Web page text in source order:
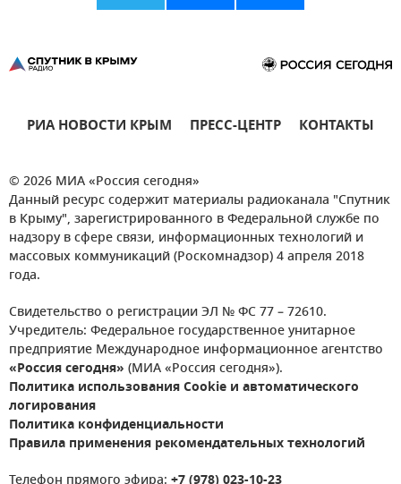
РИА НОВОСТИ КРЫМ ПРЕСС-ЦЕНТР КОНТАКТЫ
© 2026 МИА «Россия сегодня»
Данный ресурс содержит материалы радиоканала "Спутник
в Крыму", зарегистрированного в Федеральной службе по
надзору в сфере связи, информационных технологий и
массовых коммуникаций (Роскомнадзор) 4 апреля 2018
года.
Свидетельство о регистрации ЭЛ № ФС 77 – 72610.
Учредитель: Федеральное государственное унитарное
предприятие Международное информационное агентство
«Россия сегодня» (МИА «Россия сегодня»).
Политика использования Cookie и автоматического
логирования
Политика конфиденциальности
Правила применения рекомендательных технологий